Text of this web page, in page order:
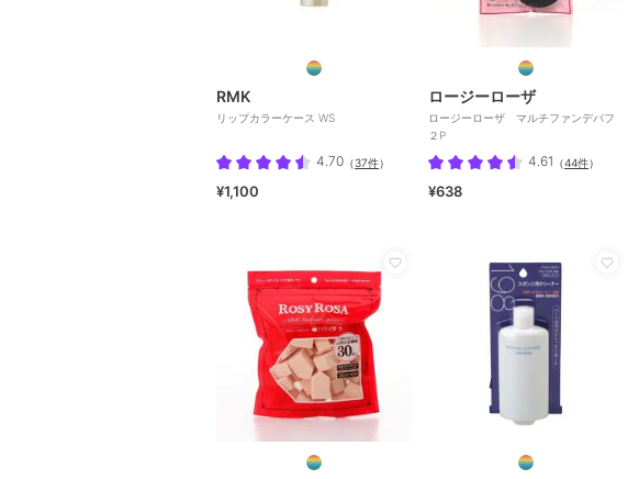
RMK
リップカラーケース WS
4.70 （37件）
¥1,100
ロージーローザ
ロージーローザ マルチファンデパフ
２P
4.61 （44件）
¥638